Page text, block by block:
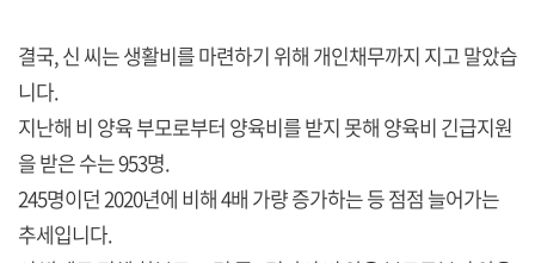
결국, 신 씨는 생활비를 마련하기 위해 개인채무까지 지고 말았습
니다.
지난해 비 양육 부모로부터 양육비를 받지 못해 양육비 긴급지원
을 받은 수는 953명.
245명이던 2020년에 비해 4배 가량 증가하는 등 점점 늘어가는
추세입니다.